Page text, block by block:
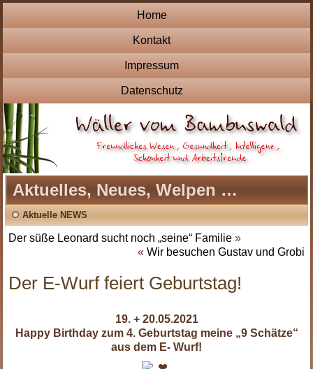
Home
Kontakt
Impressum
Datenschutz
Aktuelles, Neues, Welpen …
Aktuelle NEWS
Der süße Leonard sucht noch „seine“ Familie »
« Wir besuchen Gustav und Grobi
Der E-Wurf feiert Geburtstag!
19. + 20.05.2021
Happy Birthday zum 4. Geburtstag meine „9 Schätze“
aus dem E- Wurf!